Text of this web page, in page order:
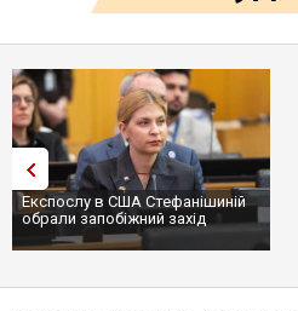
Трамп не передасть Україні
сотні ракет до Patriot, бо у США